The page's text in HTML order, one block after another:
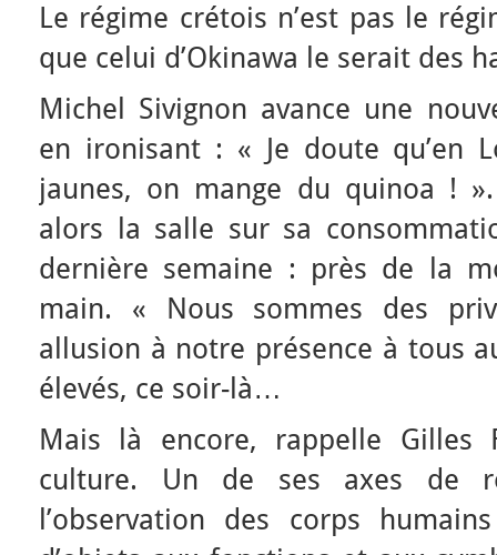
Le régime crétois n’est pas le
que celui d’Okinawa le serait des
Michel Sivignon avance une
en ironisant : « Je doute qu’en
jaunes, on mange du quinoa !
alors la salle sur sa
dernière semaine : près de la
main. « Nous sommes des
allusion à notre présence à tous
élevés, ce soir-là…
Mais là encore, rappelle Gilles
culture. Un de ses axes de
l’observation des corps